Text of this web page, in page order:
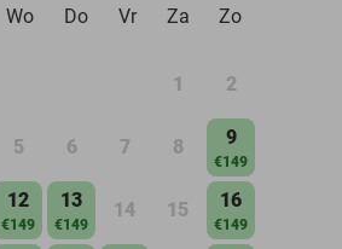
Wo Do Vr Za Zo
1 2
5 6 7 8 9
€149
12
€149
13
€149
14 15 16
€149